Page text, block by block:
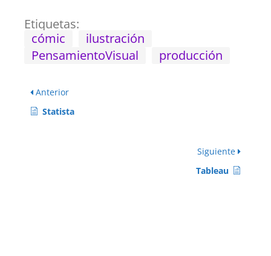
Etiquetas:
cómic
ilustración
PensamientoVisual
producción
Anterior
Statista
Siguiente
Tableau